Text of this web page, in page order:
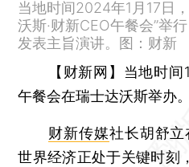
当地时间2024年1月17日
沃斯·财新CEO午餐会”举
发表主旨演讲。图：财新
【财新网】 当地时间
午餐会在瑞士达沃斯举办。
财新传媒社长胡舒
世界经济正处于关键时刻